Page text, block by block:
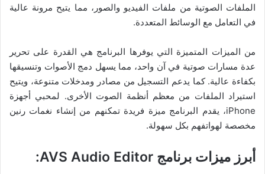
الملفات الصوتية من ملفات الفيديو والصور، مما يتيح مرونة عالية
في التعامل مع الوسائط المتعددة.
من الميزات المتميزة التي يوفرها البرنامج هي القدرة على تحرير
عدة مسارات صوتية في آن واحد، مما يسهل دمج الأصوات وتنسيقها
بكفاءة عالية. كما يدعم التسجيل من مصادر ومدخلات متنوعة، ويتيح
استيراد الملفات من معظم أنظمة الصوت الأخرى. لمحبي أجهزة
iPhone، يقدم البرنامج ميزة فريدة تمكنهم من إنشاء نغمات رنين
مخصصة لهواتفهم بكل سهولة.
أبرز ميزات برنامج AVS Audio Editor: